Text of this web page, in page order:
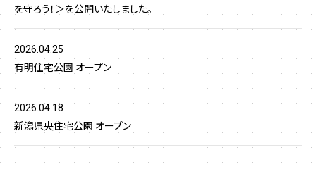
を守ろう！＞を公開いたしました。
2026.04.25
有明住宅公園 オープン
2026.04.18
新潟県央住宅公園 オープン